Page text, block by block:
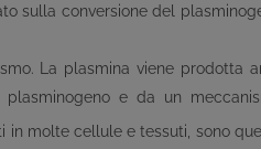
sulla conversione del
La plasmina viene prodotta
e da un
molte cellule e tessuti, sono